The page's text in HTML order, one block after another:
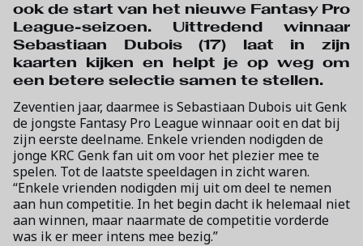
ook de start van het nieuwe Fantasy Pro
League-seizoen. Uittredend winnaar
Sebastiaan Dubois (17) laat in zijn
kaarten kijken en helpt je op weg om
een betere selectie samen te stellen.
Zeventien jaar, daarmee is Sebastiaan Dubois uit Genk
de jongste Fantasy Pro League winnaar ooit en dat bij
zijn eerste deelname. Enkele vrienden nodigden de
jonge KRC Genk fan uit om voor het plezier mee te
spelen. Tot de laatste speeldagen in zicht waren.
“Enkele vrienden nodigden mij uit om deel te nemen
aan hun competitie. In het begin dacht ik helemaal niet
aan winnen, maar naarmate de competitie vorderde
was ik er meer intens mee bezig.”